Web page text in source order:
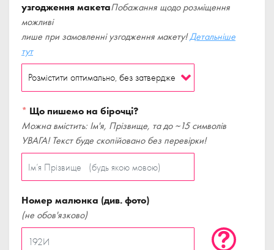
узгодження макетаПобажання щодо розміщення
можливі
лише при замовленні узгодження макету!Детальніше
тут
* Що пишемо на бірочці?
Можна вмістить: Ім'я, Прізвище, та до ~15 символів
УВАГА! Текст буде скопійовано без перевірки!
Номер малюнка (див. фото)
(не обов'язково)